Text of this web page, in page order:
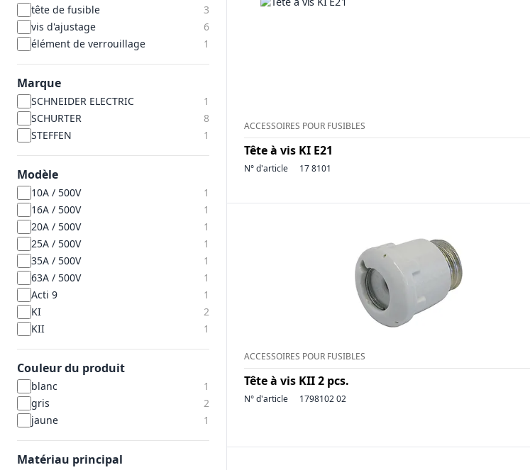
tête de fusible
3
vis d'ajustage
6
élément de verrouillage
1
Marque
SCHNEIDER ELECTRIC
1
SCHURTER
8
STEFFEN
1
Modèle
10A / 500V
1
16A / 500V
1
20A / 500V
1
25A / 500V
1
35A / 500V
1
63A / 500V
1
Acti 9
1
KI
2
KII
1
Couleur du produit
blanc
1
gris
2
jaune
1
Matériau principal
ACCESSOIRES POUR FUSIBLES
Tête à vis KI E21
N° d'article 17 8101
ACCESSOIRES POUR FUSIBLES
Tête à vis KII 2 pcs.
N° d'article 1798102 02